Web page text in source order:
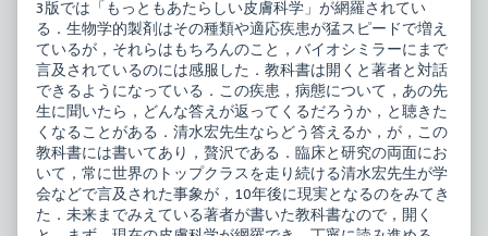
3版では「もっともあたらしい皮膚科学」が網羅されてい
る．生物学的製剤はその種類や適応疾患が猛スピードで増え
ているが，それらはもちろんのこと，バイオシミラーにまで
言及されているのには感服した．教科書は開くと著者と対話
できるようになっている．この疾患，病態について，あの先
生に聞いたら，どんな答えが返ってくるだろうか，と聴きた
くなることがある．清水宏先生ならどう答えるか，が，この
教科書には書いてあり，贅沢である．臨床と研究の両面にお
いて，常に世界のトップクラスを走り続ける清水宏先生が学
会などで言及された事象が，10年後に現実となるのをみてき
た．未来までみえている著者が書いた教科書なので，開く